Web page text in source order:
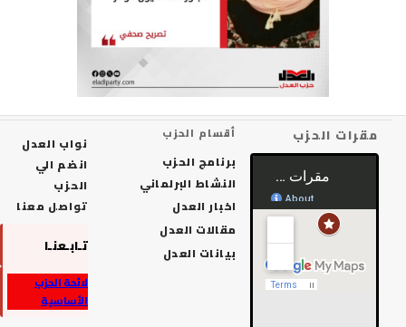
الحزب أقسام الحزب
برنامج الحزب
النشاط البرلماني
اخبار العدل
مقالات العدل
بيانات العدل
نواب العدل
انضم الي
تواصل معنا
تـابـعنـا
لائحة الحزب
الأساسية